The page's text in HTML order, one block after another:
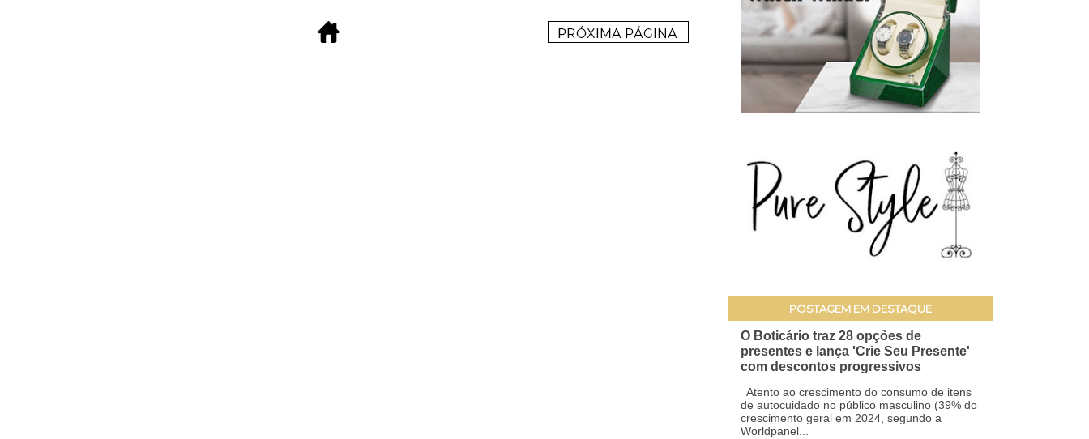
POSTAGEM EM DESTAQUE
O Boticário traz 28 opções de
presentes e lança 'Crie Seu Presente'
com descontos progressivos
Atento ao crescimento do consumo de itens
de autocuidado no público masculino (39% do
crescimento geral em 2024, segundo a
Worldpanel...